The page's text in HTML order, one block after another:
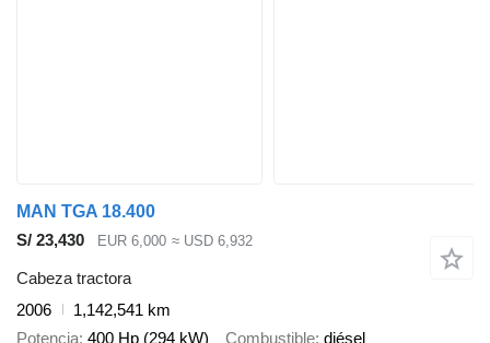
MAN TGA 18.400
S/ 23,430
EUR 6,000 ≈ USD 6,932
Cabeza tractora
2006
1,142,541 km
Potencia 400 Hp (294 kW) Combustible diésel